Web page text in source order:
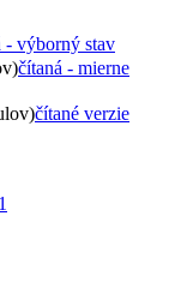
- výborný stav
čítaná - mierne
čítané verzie
1